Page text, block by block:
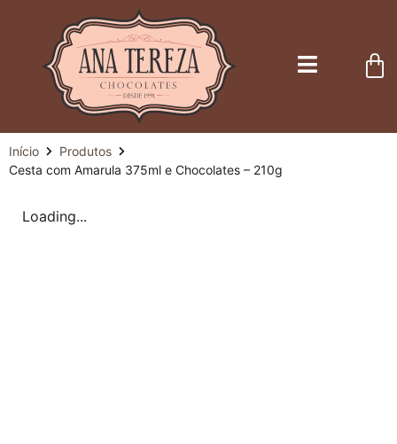
Início
Produtos
Cesta com Amarula 375ml e Chocolates – 210g
Loading...